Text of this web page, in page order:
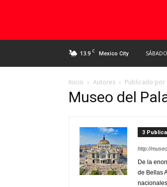
13.9 C Mexico City
Inicio Autores Publicado por
Museo del
3
http://
De la
de Bellas